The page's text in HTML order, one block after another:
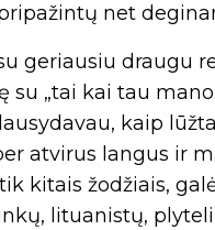
net
geriausiu draugu
su „tai kai tau mano
kaip
atvirus langus ir
kitais žodžiais,
lituanistų,